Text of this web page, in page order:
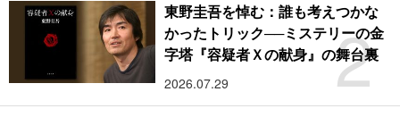
2
東野圭吾を悼む：誰も考えつかな
かったトリック──ミステリーの金
字塔『容疑者Ｘの献身』の舞台裏
2026.07.29